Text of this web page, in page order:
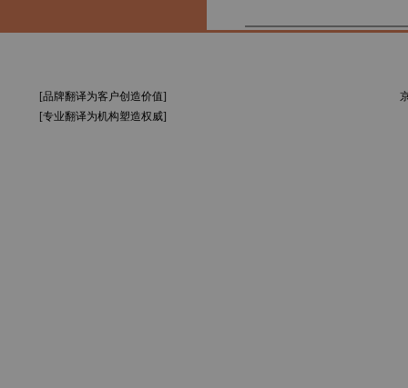
[品牌翻译为客户创造价值]
[专业翻译为机构塑造权威]